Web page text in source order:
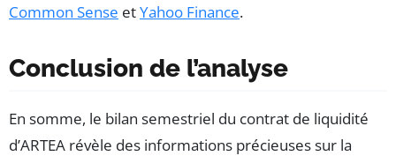
Common Sense etYahoo Finance.
Conclusion de l’analyse
En somme, le bilan semestriel du contrat de liquidité
d’ARTEA révèle des informations précieuses sur la